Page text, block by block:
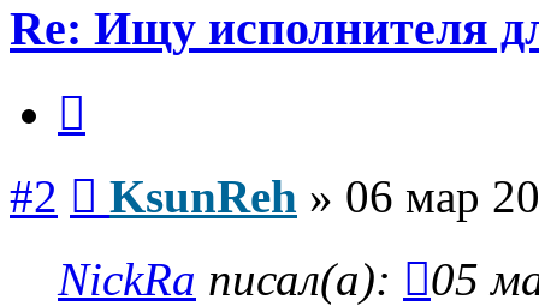
Re: Ищу исполнителя
#2 KsunReh » 06 мар
NickRa писал(а):
05